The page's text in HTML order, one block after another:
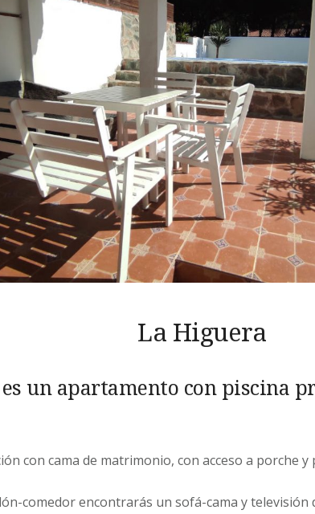
La Higuera
un apartamento con piscina
con cama de matrimonio, con acceso a porche y
comedor encontrarás un sofá-cama y televisión